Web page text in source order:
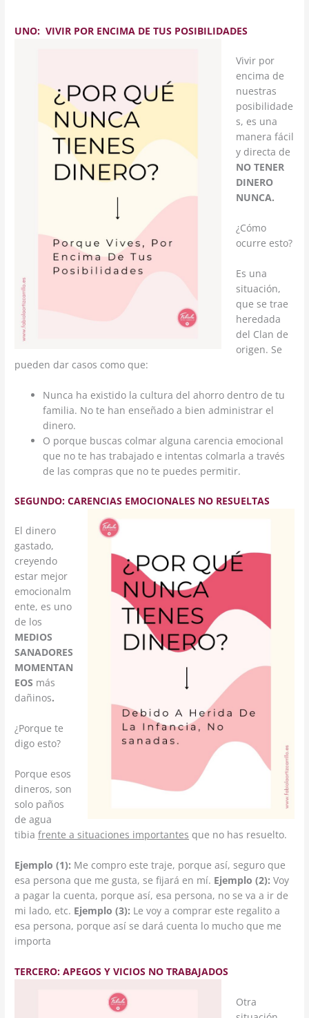
UNO: VIVIR POR ENCIMA DE TUS POSIBILIDADES
Vivir por
encima de
nuestras
posibilidade
s, es una
manera fácil
y directa de
NO TENER
DINERO
NUNCA.
¿Cómo
ocurre esto?
Es una
situación,
que se trae
heredada
del Clan de
origen. Se
pueden dar casos como que:
Nunca ha existido la cultura del ahorro dentro de tu
familia. No te han enseñado a bien administrar el
dinero.
O porque buscas colmar alguna carencia emocional
que no te has trabajado e intentas colmarla a través
de las compras que no te puedes permitir.
SEGUNDO: CARENCIAS EMOCIONALES NO RESUELTAS
El dinero
gastado,
creyendo
estar mejor
emocionalm
ente, es uno
de los
MEDIOS
SANADORES
MOMENTAN
EOS más
dañinos.
¿Porque te
digo esto?
Porque esos
dineros, son
solo paños
de agua
tibiafrente a situaciones importantes que no has resuelto.
Ejemplo (1): Me compro este traje, porque así, seguro que
esa persona que me gusta, se fijará en mí. Ejemplo (2): Voy
a pagar la cuenta, porque así, esa persona, no se va a ir de
mi lado, etc. Ejemplo (3): Le voy a comprar este regalito a
esa persona, porque así se dará cuenta lo mucho que me
importa
TERCERO: APEGOS Y VICIOS NO TRABAJADOS
Otra